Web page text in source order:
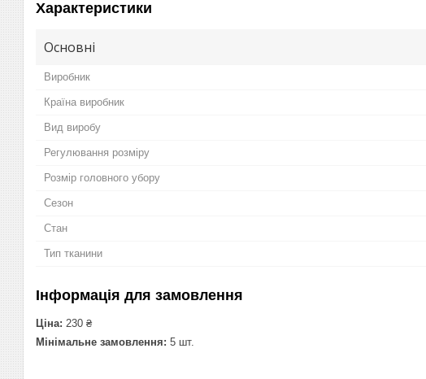
Характеристики
Основні
Виробник
Країна виробник
Вид виробу
Регулювання розміру
Розмір головного убору
Сезон
Стан
Тип тканини
Інформація для замовлення
Ціна: 230 ₴
Мінімальне замовлення: 5 шт.